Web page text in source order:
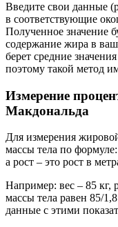
Введите свои данные
в соответствующие
Полученное значение
содержание жира в
берет средние
поэтому такой метод
Измерение
Макдональда
Для измерения
массы тела по формуле:
а рост – это рост в
Например: вес – 85 кг,
массы тела равен 85/
данные с этими